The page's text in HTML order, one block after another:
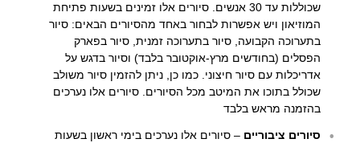
שכוללות עד 30 אנשים. סיורים אלו זמינים בשעות פתיחת
המוזיאון ויש אפשרות לבחור באחד מהסיורים הבאים: סיור
בתערוכה הקבועה, סיור בתערוכה זמנית, סיור בפארק
הפסלים (בחודשים מרץ-אוקטובר בלבד) וסיור בדגש על
אדריכלות עם סיור חיצוני. כמו כן, ניתן להזמין סיור משולב
שכולל בתוכו את המיטב מכל הסיורים. סיורים אלו נערכים
בהזמנה מראש בלבד
סיורים ציבוריים – סיורים אלו נערכים בימי ראשון בשעות